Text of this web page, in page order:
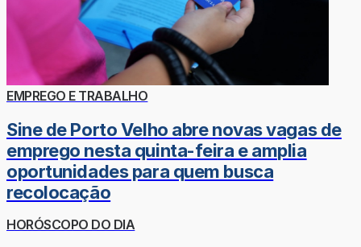
EMPREGO E TRABALHO
Sine de Porto Velho abre novas vagas de
emprego nesta quinta-feira e amplia
oportunidades para quem busca
recolocação
HORÓSCOPO DO DIA